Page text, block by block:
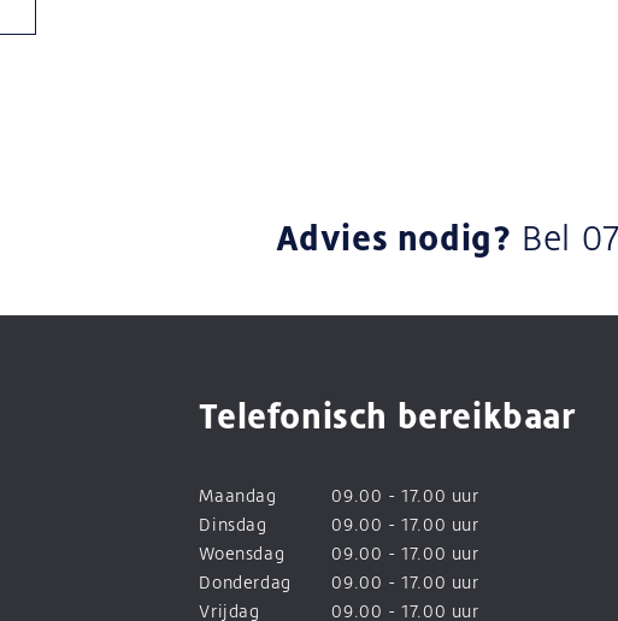
Advies nodig? Bel
Telefonisch bereikbaar
Maandag
09.00 - 17.00 uur
Dinsdag
09.00 - 17.00 uur
Woensdag
09.00 - 17.00 uur
Donderdag
09.00 - 17.00 uur
Vrijdag
09.00 - 17.00 uur